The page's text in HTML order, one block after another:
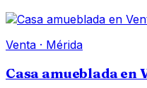
Venta · Mérida
Casa amueblada en